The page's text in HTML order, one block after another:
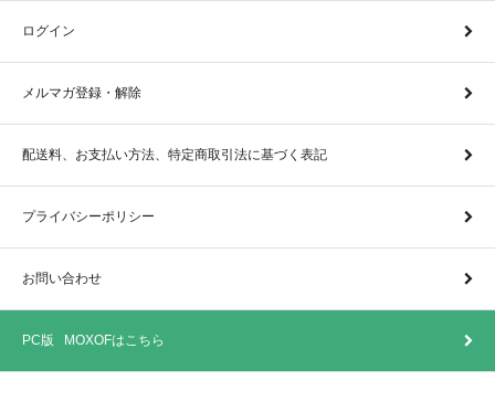
ログイン
メルマガ登録・解除
配送料、お支払い方法、特定商取引法に基づく表記
プライバシーポリシー
お問い合わせ
PC版 MOXOFはこちら